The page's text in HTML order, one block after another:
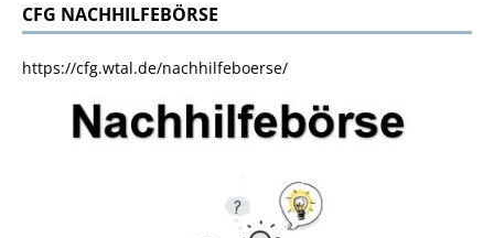
CFG NACHHILFEBÖRSE
https://cfg.wtal.de/nachhilfeboerse/